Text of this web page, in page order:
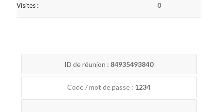
Visites : 0
ID de réunion : 84935493840
Code / mot de passe : 1234